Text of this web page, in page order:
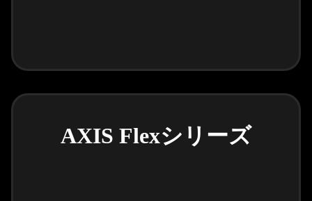
AXIS Flexシリーズ